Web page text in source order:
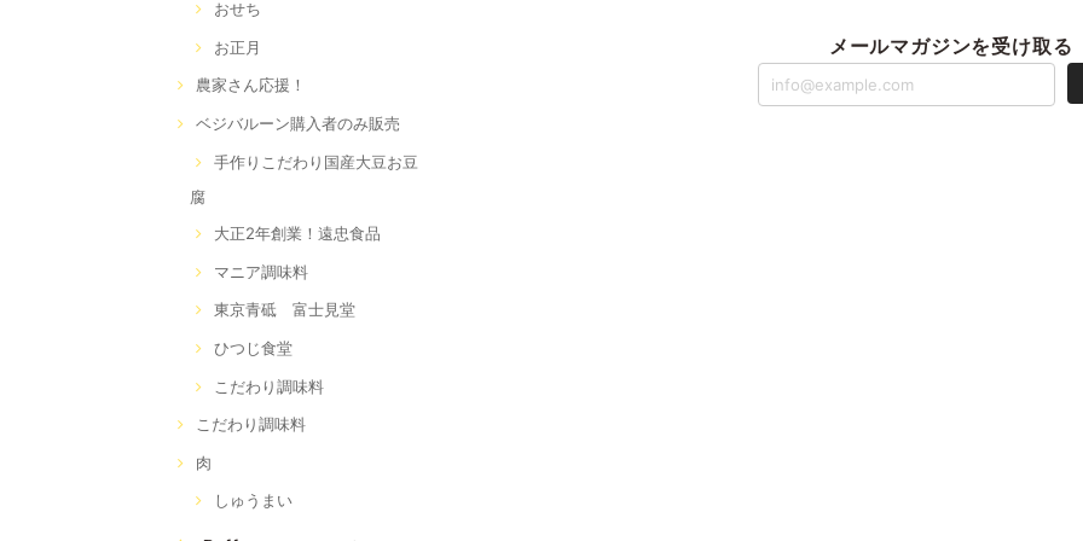
おせち
お正月
農家さん応援！
ベジバルーン購入者のみ販売
手作りこだわり国産大豆お豆
腐
大正2年創業！遠忠食品
マニア調味料
東京青砥 富士見堂
ひつじ食堂
こだわり調味料
こだわり調味料
肉
しゅうまい
メールマガジンを受け取る